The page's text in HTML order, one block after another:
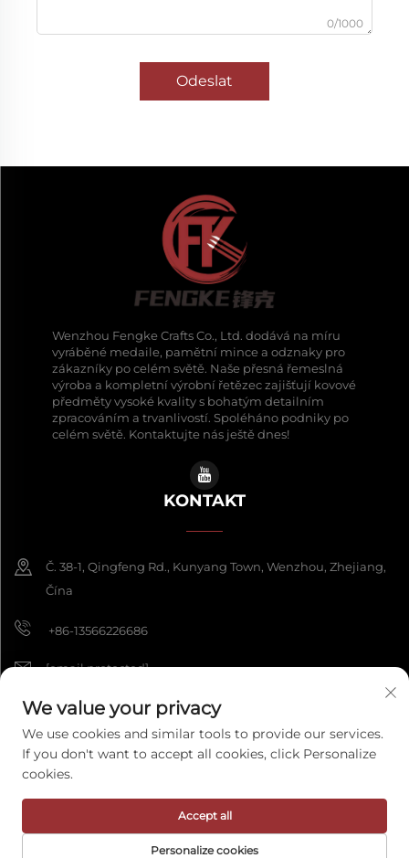
0/1000
Odeslat
Wenzhou Fengke Crafts Co., Ltd. dodává na míru
vyráběné medaile, pamětní mince a odznaky pro
zákazníky po celém světě. Naše přesná řemeslná
výroba a kompletní výrobní řetězec zajišťují kovové
předměty vysoké kvality s bohatým detailním
zpracováním a trvanlivostí. Spoléháno podniky po
celém světě. Kontaktujte nás ještě dnes!
KONTAKT
Č. 38-1, Qingfeng Rd., Kunyang Town, Wenzhou, Zhejiang,
Čína
+86-13566226686
[email protected]
Copyright © 2026 Wenzhou Fengke Crafts Co., Ltd. Všechna práva
vyhrazena.
Zásady ochrany osobních údajů
We value your privacy
We use cookies and similar tools to provide our services.
If you don't want to accept all cookies, click Personalize
cookies.
Personalize cookies
Accept all